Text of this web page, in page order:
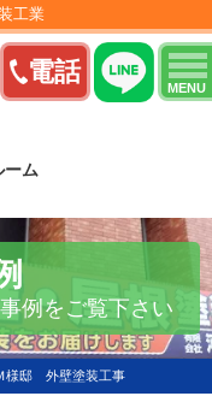
電話
MENU
工業
ム
例をご覧下さい
様邸 外壁塗装工事